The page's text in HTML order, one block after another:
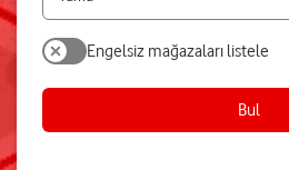
Bul
Engelsiz mağazaları listele